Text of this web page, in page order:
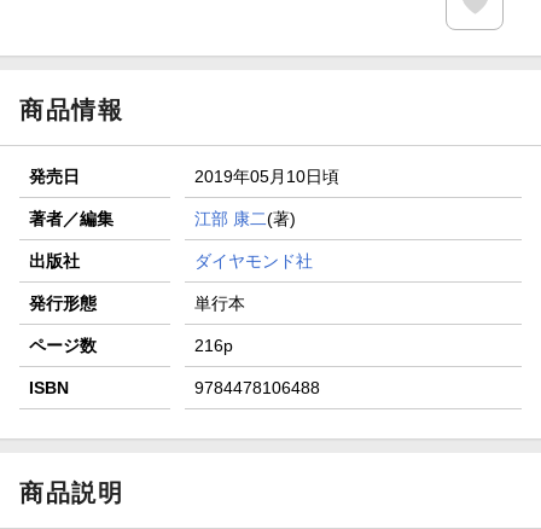
商品情報
発売日 2019年05月10日頃
著者／編集 江部 康二(著)
出版社 ダイヤモンド社
発行形態 単行本
ページ数 216p
ISBN 9784478106488
商品説明